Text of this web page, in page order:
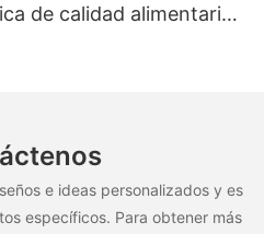
de calidad alimentaria
e ideas personalizados y es
específicos. Para obtener más